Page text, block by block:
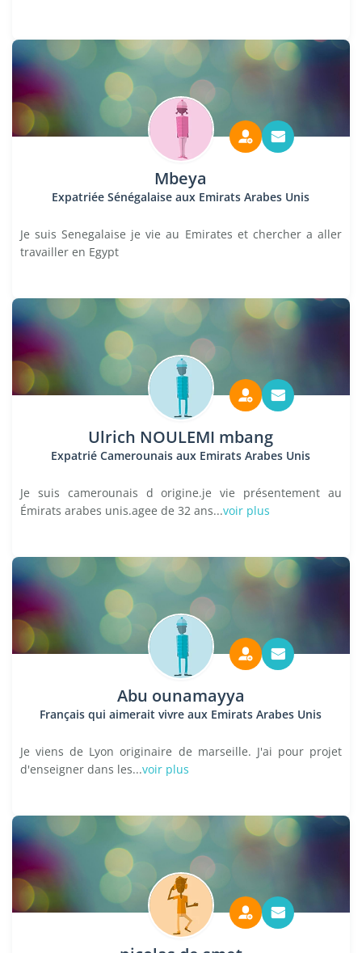
Mbeya
Expatriée Sénégalaise aux Emirats Arabes Unis
Je suis Senegalaise je vie au Emirates et chercher a aller
travailler en Egypt
Ulrich NOULEMI mbang
Expatrié Camerounais aux Emirats Arabes Unis
Je suis camerounais d origine.je vie présentement au
Émirats arabes unis.agee de 32 ans...voir plus
Abu ounamayya
Français qui aimerait vivre aux Emirats Arabes Unis
Je viens de Lyon originaire de marseille. J'ai pour projet
d'enseigner dans les...voir plus